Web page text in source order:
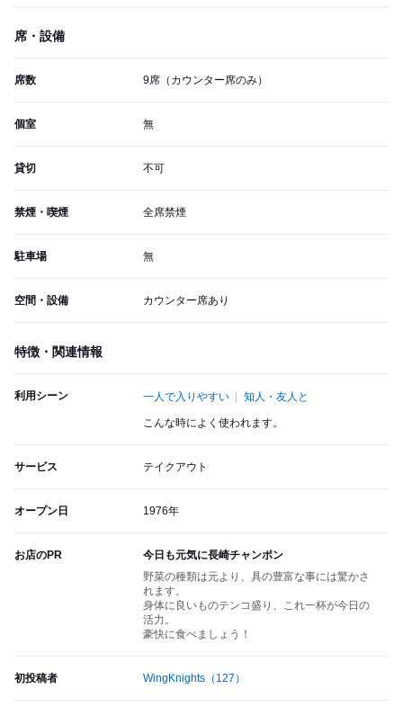
席・設備
席数 9席（カウンター席のみ）
個室 無
貸切 不可
禁煙・喫煙 全席禁煙
駐車場 無
空間・設備 カウンター席あり
特徴・関連情報
利用シーン 一人で入りやすい 知人・友人と
こんな時によく使われます。
サービス テイクアウト
オープン日 1976年
お店のPR
今日も元気に長崎チャンポン
野菜の種類は元より、具の豊富な事には驚かさ
れます。
身体に良いものテンコ盛り、これ一杯が今日の
活力。
豪快に食べましょう！
初投稿者 WingKnights （127）